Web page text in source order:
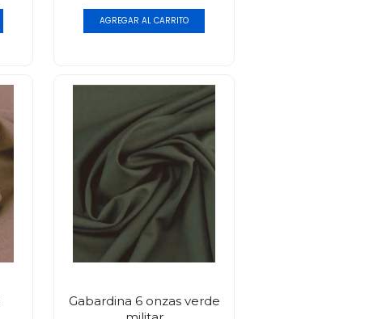
AGREGAR AL CARRITO
Gabardina 6 onzas verde